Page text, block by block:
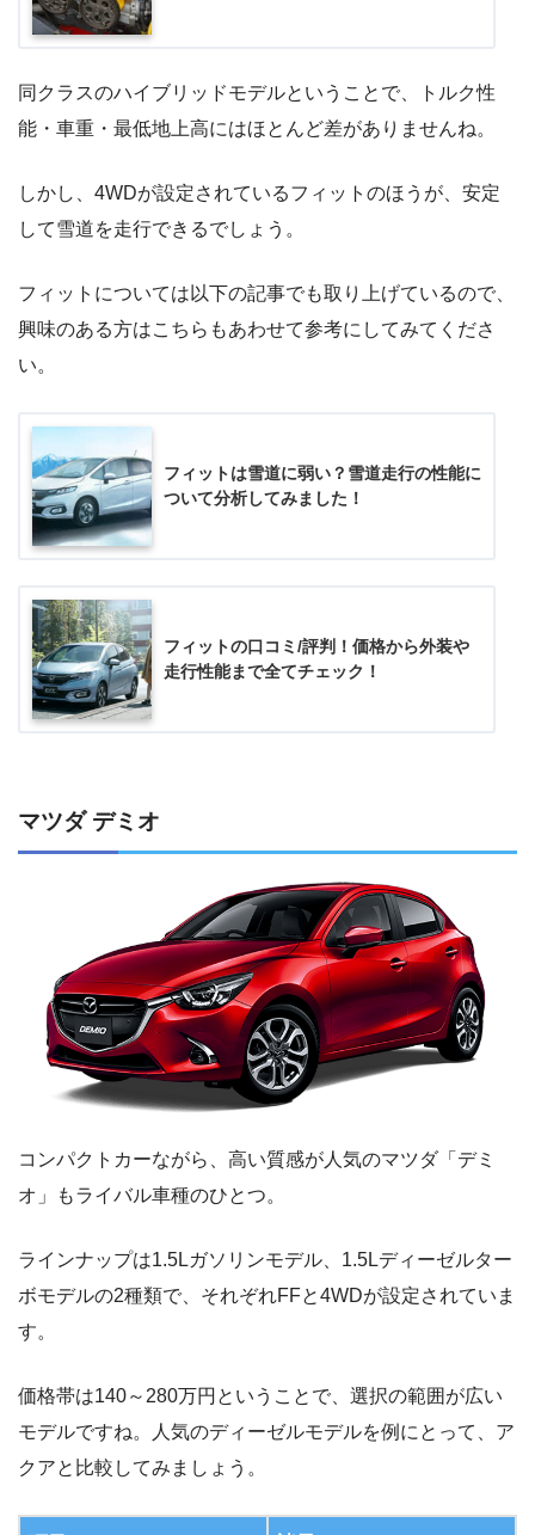
同クラスのハイブリッドモデルということで、トルク性
能・車重・最低地上高にはほとんど差がありませんね。
しかし、4WDが設定されているフィットのほうが、安定
して雪道を走行できるでしょう。
フィットについては以下の記事でも取り上げているので、
興味のある方はこちらもあわせて参考にしてみてくださ
い。
フィットは雪道に弱い？雪道走行の性能に
ついて分析してみました！
フィットの口コミ/評判！価格から外装や
走行性能まで全てチェック！
マツダ デミオ
コンパクトカーながら、高い質感が人気のマツダ「デミ
オ」もライバル車種のひとつ。
ラインナップは1.5Lガソリンモデル、1.5Lディーゼルター
ボモデルの2種類で、それぞれFFと4WDが設定されていま
す。
価格帯は140～280万円ということで、選択の範囲が広い
モデルですね。人気のディーゼルモデルを例にとって、ア
クアと比較してみましょう。